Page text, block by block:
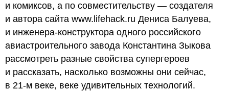
и комиксов, а по совместительству — создателя
и автора сайта www.lifehack.ru Дениса Балуева,
и инженера-конструктора одного российского
авиастроительного завода Константина Зыкова
рассмотреть разные свойства супергероев
и рассказать, насколько возможны они сейчас,
в 21-м веке, веке удивительных технологий.